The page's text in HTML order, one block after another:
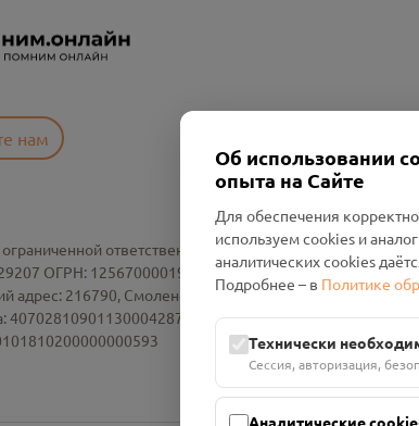
нам
ответственностью «Смоленский Проект
ОГРН: 1256700001986
адрес: 216790, Смоленская область, р-н Руднянский, г.
40702810901130004287 в АО "АЛЬФА-БАНК"
Об использовании
опыта на Сайте
Для обеспечения
используем cookies и
аналитических cookies
Подробнее – в Политике
Технически
Сессия, авторизация,
Аналитические